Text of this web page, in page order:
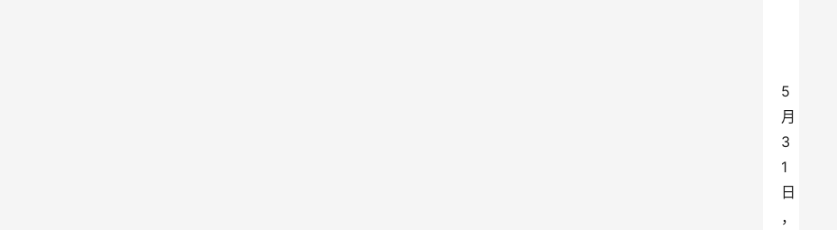
5
月
3
1
日
，